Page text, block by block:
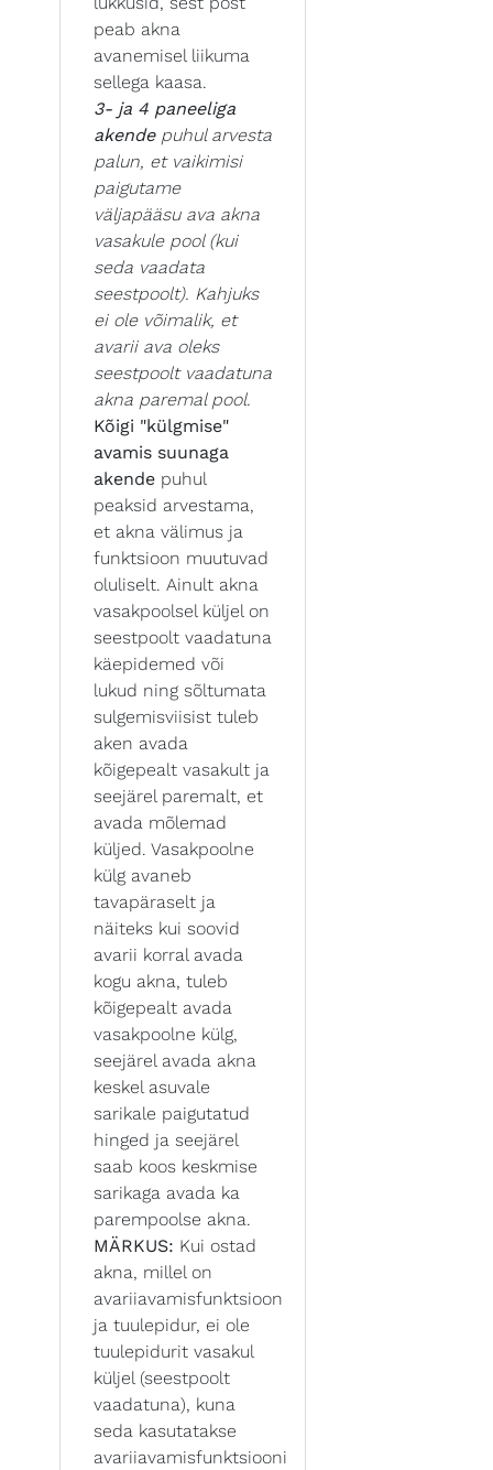
peab akna
avanemisel liikuma
sellega kaasa.
3- ja 4 paneeliga
akendepuhul arvesta
palun, et vaikimisi
paigutame
väljapääsu ava akna
vasakule pool (kui
seda vaadata
seestpoolt). Kahjuks
ei ole võimalik, et
avarii ava oleks
seestpoolt vaadatuna
akna paremal pool.
Kõigi "külgmise"
avamis suunaga
akende puhul
peaksid arvestama,
et akna välimus ja
funktsioon muutuvad
oluliselt. Ainult akna
vasakpoolsel küljel on
seestpoolt vaadatuna
käepidemed või
lukud ning sõltumata
sulgemisviisist tuleb
aken avada
kõigepealt vasakult ja
seejärel paremalt, et
avada mõlemad
küljed. Vasakpoolne
külg avaneb
tavapäraselt ja
näiteks kui soovid
avarii korral avada
kogu akna, tuleb
kõigepealt avada
vasakpoolne külg,
seejärel avada akna
keskel asuvale
sarikale paigutatud
hinged ja seejärel
saab koos keskmise
sarikaga avada ka
parempoolse akna.
MÄRKUS: Kui ostad
akna, millel on
avariiavamisfunktsioon
ja tuulepidur, ei ole
tuulepidurit vasakul
küljel (seestpoolt
vaadatuna), kuna
seda kasutatakse
avariiavamisfunktsiooni